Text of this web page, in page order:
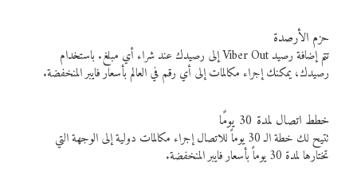
حزم الأرصدة
تتم إضافة رصيد Viber Out إلى رصيدك عند شراء أي مبلغ. باستخدام
رصيدك، يمكنك إجراء مكالمات إلى أي رقم في العالم بأسعار فايبر المنخفضة.
خطط اتصال لمدة 30 يومًا
تتيح لك خطة الـ 30 يوماً للاتصال إجراء مكالمات دولية إلى الوجهة التي
تختارها لمدة 30 يوماً بأسعار فايبر المنخفضة.